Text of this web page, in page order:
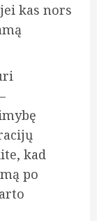
kas nors
kad
po